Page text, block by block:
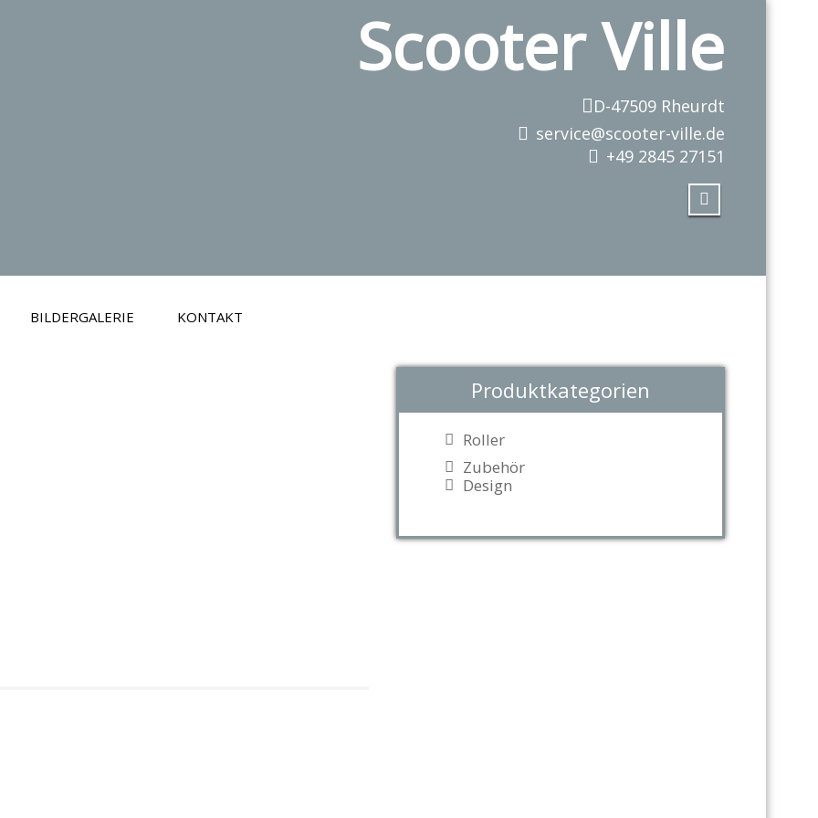
Scooter Ville
D-47509 Rheurdt
service@scooter-ville.de
+49 2845 27151
BILDERGALERIE KONTAKT
Produktkategorien
Roller
Zubehör
Design